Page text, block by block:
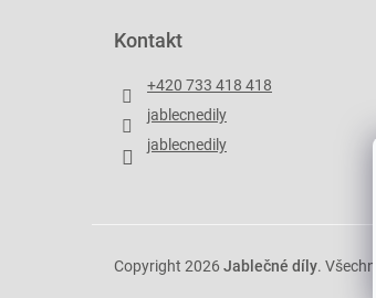
Kontakt
+420 733 418 418
jablecnedily
jablecnedily
Copyright 2026 Jablečné díly.